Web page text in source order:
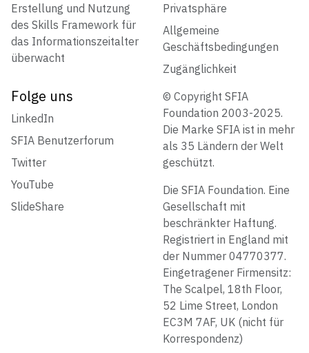
Erstellung und Nutzung
des Skills Framework für
das Informationszeitalter
überwacht
Privatsphäre
Allgemeine
Geschäftsbedingungen
Zugänglichkeit
Folge uns
LinkedIn
SFIA Benutzerforum
Twitter
YouTube
SlideShare
© Copyright SFIA
Foundation 2003-2025.
Die Marke SFIA ist in mehr
als 35 Ländern der Welt
geschützt.
Die SFIA Foundation. Eine
Gesellschaft mit
beschränkter Haftung.
Registriert in England mit
der Nummer 04770377.
Eingetragener Firmensitz:
The Scalpel, 18th Floor,
52 Lime Street, London
EC3M 7AF, UK (nicht für
Korrespondenz)